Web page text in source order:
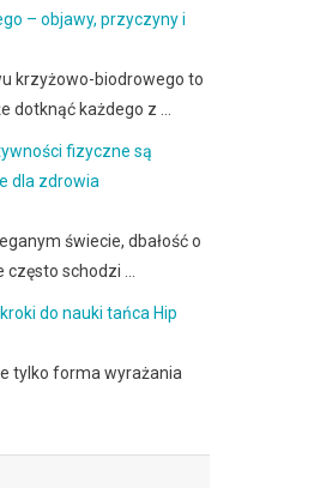
– objawy, przyczyny i
krzyżowo-biodrowego to
dotknąć każdego z …
fizyczne są
dla zdrowia
świecie, dbałość o
schodzi …
do nauki tańca Hip
tylko forma wyrażania